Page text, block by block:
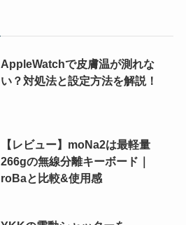
AppleWatchで皮膚温が測れな
い？対処法と設定方法を解説！
【レビュー】moNa2は最軽量
266gの無線分離キーボード｜
roBaと比較&使用感